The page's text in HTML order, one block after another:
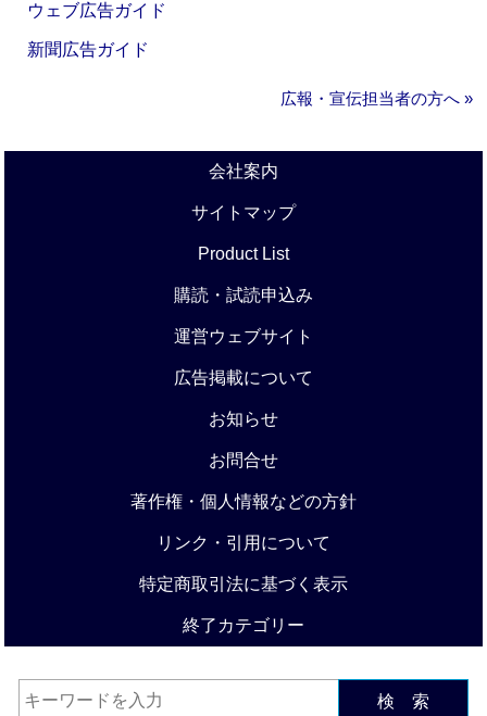
ウェブ広告ガイド
新聞広告ガイド
広報・宣伝担当者の方へ »
会社案内
サイトマップ
Product List
購読・試読申込み
運営ウェブサイト
広告掲載について
お知らせ
お問合せ
著作権・個人情報などの方針
リンク・引用について
特定商取引法に基づく表示
終了カテゴリー
検 索